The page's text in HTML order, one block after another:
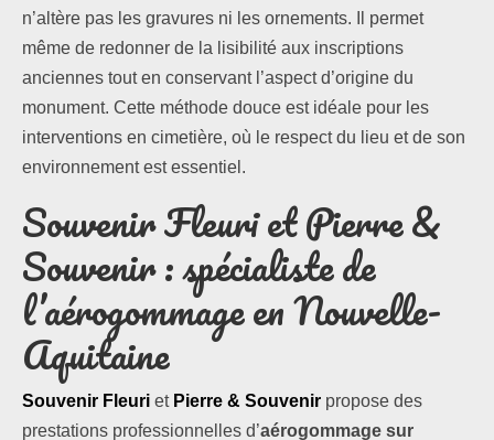
n’altère pas les gravures ni les ornements. Il permet
même de redonner de la lisibilité aux inscriptions
anciennes tout en conservant l’aspect d’origine du
monument. Cette méthode douce est idéale pour les
interventions en cimetière, où le respect du lieu et de son
environnement est essentiel.
Souvenir Fleuri et Pierre &
Souvenir : spécialiste de
l’aérogommage en Nouvelle-
Aquitaine
Souvenir Fleuri et Pierre & Souvenir propose des
prestations professionnelles d’aérogommage sur